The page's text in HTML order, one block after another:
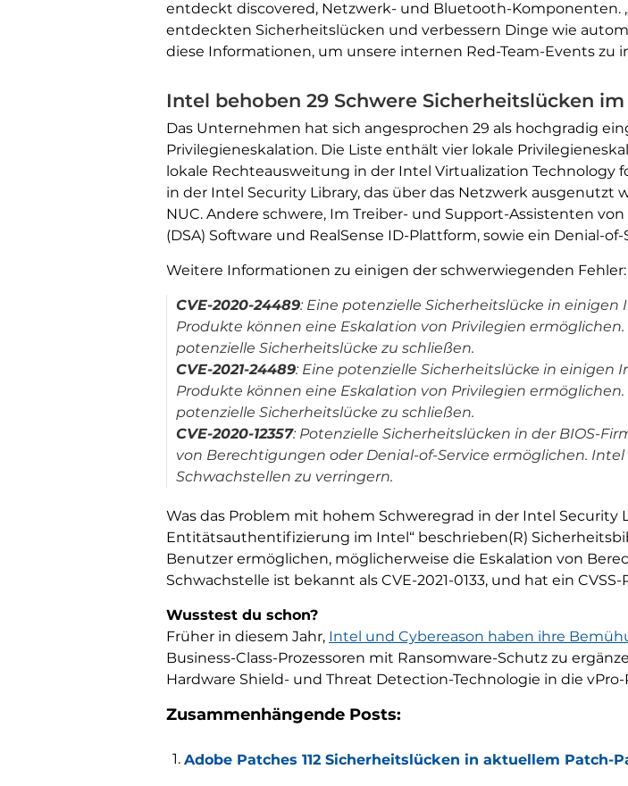
entdeckt discovered, Netzwerk- und Bluetooth-Komponenten.
entdeckten Sicherheitslücken und verbessern Dinge wie
diese Informationen, um unsere internen Red-Team-Events zu
Intel behoben 29 Schwere Sicherheitslücken im
Das Unternehmen hat sich angesprochen 29 als hochgradig
Privilegieneskalation. Die Liste enthält vier lokale
lokale Rechteausweitung in der Intel Virtualization Technology
in der Intel Security Library, das über das Netzwerk
NUC. Andere schwere, Im Treiber- und Support-Assistenten
(DSA) Software und RealSense ID-Plattform, sowie ein Denial-
Weitere Informationen zu einigen der schwerwiegenden Fehler:
CVE-2020-24489: Eine potenzielle Sicherheitslücke in
Produkte können eine Eskalation von Privilegien
potenzielle Sicherheitslücke zu schließen.
CVE-2021-24489: Eine potenzielle Sicherheitslücke in einigen
Produkte können eine Eskalation von Privilegien
potenzielle Sicherheitslücke zu schließen.
CVE-2020-12357: Potenzielle Sicherheitslücken in der BIOS-
von Berechtigungen oder Denial-of-Service ermöglichen.
Schwachstellen zu verringern.
Was das Problem mit hohem Schweregrad in der Intel Security
Entitätsauthentifizierung im Intel“ beschrieben(R)
Benutzer ermöglichen, möglicherweise die Eskalation von
Schwachstelle ist bekannt als CVE-2021-0133, und hat ein CVSS-
Wusstest du schon?
Früher in diesem Jahr, Intel und Cybereason haben ihre
Business-Class-Prozessoren mit Ransomware-Schutz zu
Hardware Shield- und Threat Detection-Technologie in die
Zusammenhängende Posts:
Adobe Patches 112 Sicherheitslücken in aktuellem Patch-